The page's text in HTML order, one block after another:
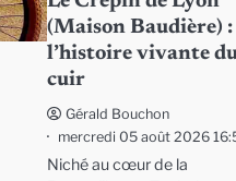
(Maison Baudière) :
l’histoire vivante
cuir
Gérald Bouchon
mercredi 05 août 2026
Niché au cœur de la